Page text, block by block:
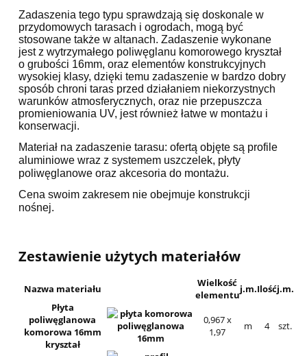
Zadaszenia tego typu sprawdzają się doskonale w
przydomowych tarasach i ogrodach, mogą być
stosowane także w altanach. Zadaszenie wykonane
jest z wytrzymałego poliwęglanu komorowego kryształ
o grubości 16mm, oraz elementów konstrukcyjnych
wysokiej klasy, dzięki temu zadaszenie w bardzo dobry
sposób chroni taras przed działaniem niekorzystnych
warunków atmosferycznych, oraz nie przepuszcza
promieniowania UV, jest również łatwe w montażu i
konserwacji.
Materiał na zadaszenie tarasu: ofertą objęte są profile
aluminiowe wraz z systemem uszczelek, płyty
poliwęglanowe oraz akcesoria do montażu.
Cena swoim zakresem nie obejmuje konstrukcji
nośnej.
Zestawienie użytych materiałów
Nazwa materiału
Wielkość
elementuj.m.Ilośćj.m.
Płyta
poliwęglanowa
komorowa 16mm
kryształ
0,967 x
1,97
m 4 szt.